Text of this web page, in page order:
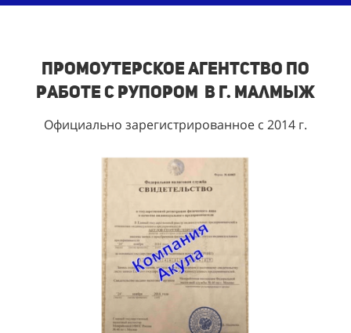
Промоутерское агентство по
работе с рупором в г. Малмыж
Официально зарегистрированное с 2014 г.